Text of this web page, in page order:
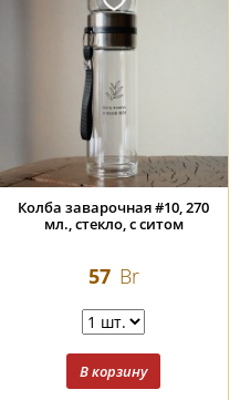
Колба заварочная #10, 270
мл., стекло, с ситом
57 Br